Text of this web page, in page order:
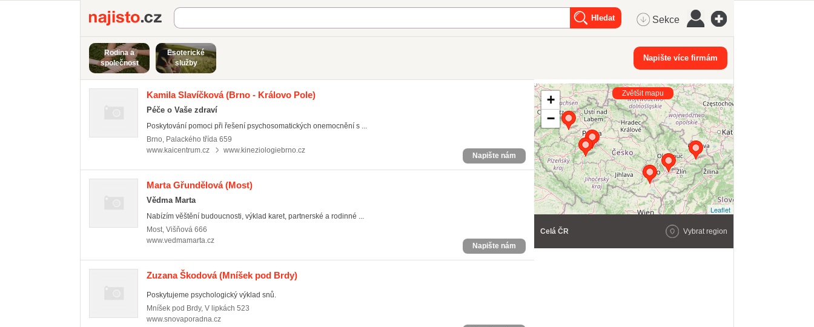
Najisto.cz Sekce
Rodina a
společnost
Esoterické
služby
Napište více firmám
Kamila Slavíčková(Brno - Královo Pole)
Péče o Vaše zdraví
Poskytování pomoci při řešení psychosomatických onemocnění s ...
Brno, Palackého třída 659
www.kaicentrum.cz
www.kineziologiebrno.cz
Napište nám
Marta Gřundělová(Most)
Vědma Marta
Nabízím věštění budoucnosti, výklad karet, partnerské a rodinné ...
Most, Višňová 666
www.vedmamarta.cz
Napište nám
Zuzana Škodová(Mníšek pod Brdy)
Poskytujeme psychologický výklad snů.
Mníšek pod Brdy, V lipkách 523
www.snovaporadna.cz
+
−
Leaflet
Zvětšit mapu
Celá ČR Vybrat region